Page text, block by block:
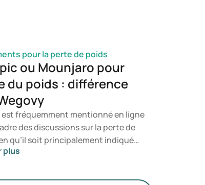
pour la perte de poids
ou Mounjaro pour
du poids : différence
est fréquemment mentionné en ligne
des discussions sur la perte de
qu’il soit principalement indiqué
du diabète de type 2. Si
destiné à la gestion du poids,
plus